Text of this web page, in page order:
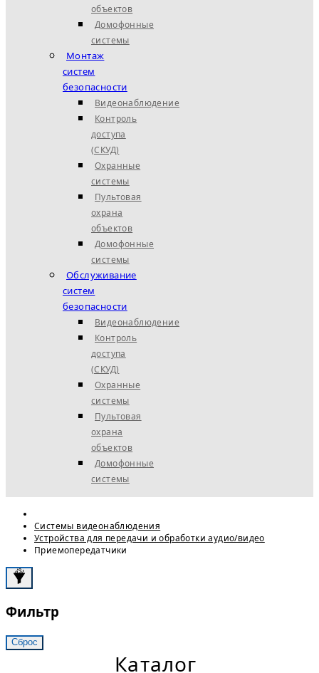
объектов
Домофонные
системы
Монтаж
систем
безопасности
Видеонаблюдение
Контроль
доступа
(СКУД)
Охранные
системы
Пультовая
охрана
объектов
Домофонные
системы
Обслуживание
систем
безопасности
Видеонаблюдение
Контроль
доступа
(СКУД)
Охранные
системы
Пультовая
охрана
объектов
Домофонные
системы
Системы видеонаблюдения
Устройства для передачи и обработки аудио/видео
Приемопередатчики
Фильтр
Сброс
Каталог